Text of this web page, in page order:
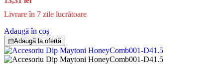
Livrare în 7 zile lucrătoare
Adaugă în coș
▤Adaugă la ofertă